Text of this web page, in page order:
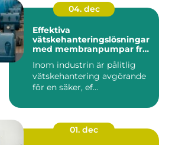
04. dec
Effektiva
vätskehanteringslösningar
med membranpumpar från
Inom industrin är pålitlig
vätskehantering avgörande
för en säker, ef...
01. dec